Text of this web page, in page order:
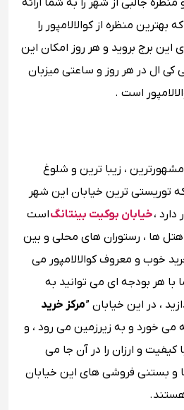
جالبی از شهر را به شما ارائه
منظره از کوالالامپور را
این برج بروید و هر روز امکان این
کی ال در هر روز و ساعتی میزبان
است .
، زیبا ترین و شلوغ
که توریستی ترین خیابان این شهر
دارد ،خیابان بوکیت بینتانگاست
ها ، رستوران های محلی و بین
خوب و معروف کوالالامپور می
با هر بودجه ای می توانید به
، در این خیابان ”مرکز خرید
می خورد و به زیرزمین می رود ، و
کیفیت و ارزان را در آن جا می
ها و بستنی فروشی های این خیابان
هستند.